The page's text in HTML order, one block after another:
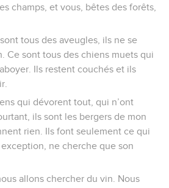
champs, et vous, bêtes des forêts,
tous des aveugles, ils ne se
Ce sont tous des chiens muets qui
Ils restent couchés et ils
qui dévorent tout, qui n’ont
ils sont les bergers de mon
rien. Ils font seulement ce qui
ne cherche que son
allons chercher du vin. Nous